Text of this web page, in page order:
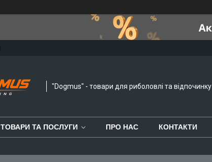
"Dogmus" - товари для риболовлі та відпочинку
ТОВАРИ ТА ПОСЛУГИ ПРО НАС КОНТАКТИ